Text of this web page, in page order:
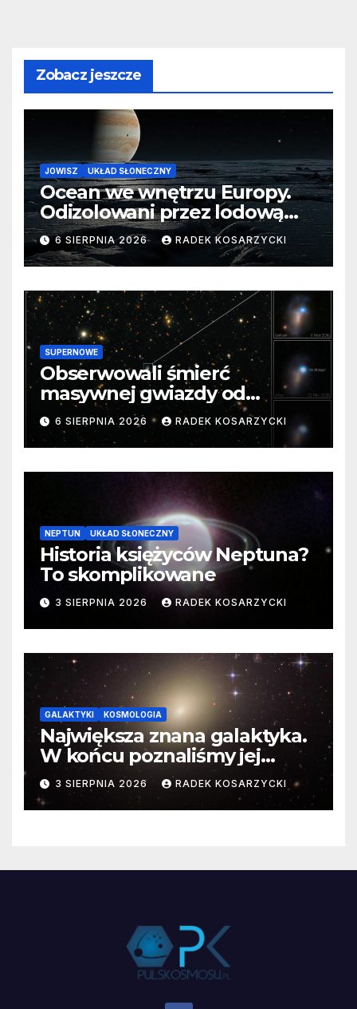
Zobacz jeszcze
JOWISZ UKŁAD SŁONECZNY
Ocean we wnętrzu Europy.
Odizolowani przez lodową
barierę
6 SIERPNIA 2026 RADEK KOSARZYCKI
SUPERNOWE
Obserwowali śmierć
masywnej gwiazdy od
samego początku. Niezwykle
cenne dane
6 SIERPNIA 2026 RADEK KOSARZYCKI
NEPTUN UKŁAD SŁONECZNY
Historia księżyców Neptuna?
To skomplikowane
3 SIERPNIA 2026 RADEK KOSARZYCKI
GALAKTYKI KOSMOLOGIA
Największa znana galaktyka.
W końcu poznaliśmy jej
faktyczne wymiary
3 SIERPNIA 2026 RADEK KOSARZYCKI